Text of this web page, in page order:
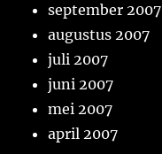
september 2007
augustus 2007
juli 2007
juni 2007
mei 2007
april 2007